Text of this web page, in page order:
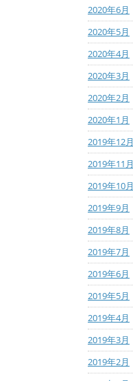
2020年6月
2020年5月
2020年4月
2020年3月
2020年2月
2020年1月
2019年12月
2019年11月
2019年10月
2019年9月
2019年8月
2019年7月
2019年6月
2019年5月
2019年4月
2019年3月
2019年2月